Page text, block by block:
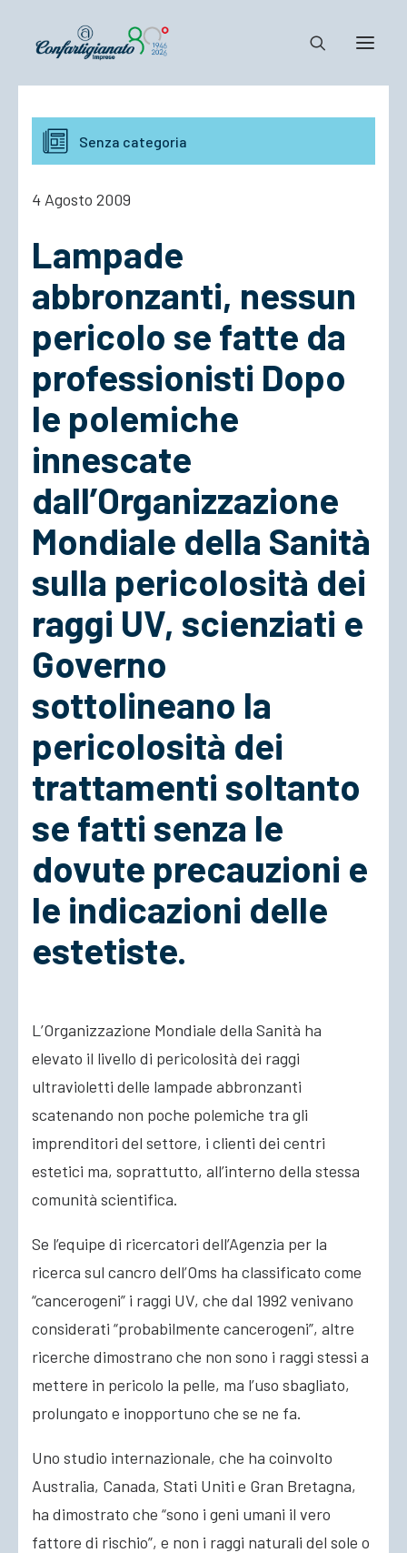
Notizie e Documenti
Confartigianato
Cosa Facciamo
ACCEDI
Senza categoria
4 Agosto 2009
Lampade
abbronzanti, nessun
pericolo se fatte da
professionisti Dopo
le polemiche
innescate
dall’Organizzazione
Mondiale della Sanità
sulla pericolosità dei
raggi UV, scienziati e
Governo
sottolineano la
pericolosità dei
trattamenti soltanto
se fatti senza le
dovute precauzioni e
le indicazioni delle
estetiste.
L’Organizzazione Mondiale della Sanità ha
elevato il livello di pericolosità dei raggi
ultravioletti delle lampade abbronzanti
scatenando non poche polemiche tra gli
imprenditori del settore, i clienti dei centri
estetici ma, soprattutto, all’interno della stessa
comunità scientifica.
Se l’equipe di ricercatori dell’Agenzia per la
ricerca sul cancro dell’Oms ha classificato come
“cancerogeni” i raggi UV, che dal 1992 venivano
considerati “probabilmente cancerogeni”, altre
ricerche dimostrano che non sono i raggi stessi a
mettere in pericolo la pelle, ma l’uso sbagliato,
prolungato e inopportuno che se ne fa.
Uno studio internazionale, che ha coinvolto
Australia, Canada, Stati Uniti e Gran Bretagna,
ha dimostrato che “sono i geni umani il vero
fattore di rischio”, e non i raggi naturali del sole o